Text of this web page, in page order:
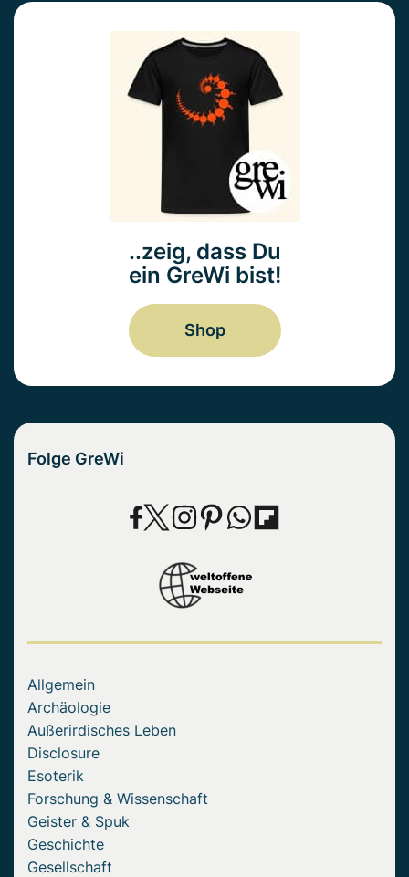
..zeig, dass Du
ein GreWi bist!
Shop
Folge GreWi
Allgemein
Archäologie
Außerirdisches Leben
Disclosure
Esoterik
Forschung & Wissenschaft
Geister & Spuk
Geschichte
Gesellschaft